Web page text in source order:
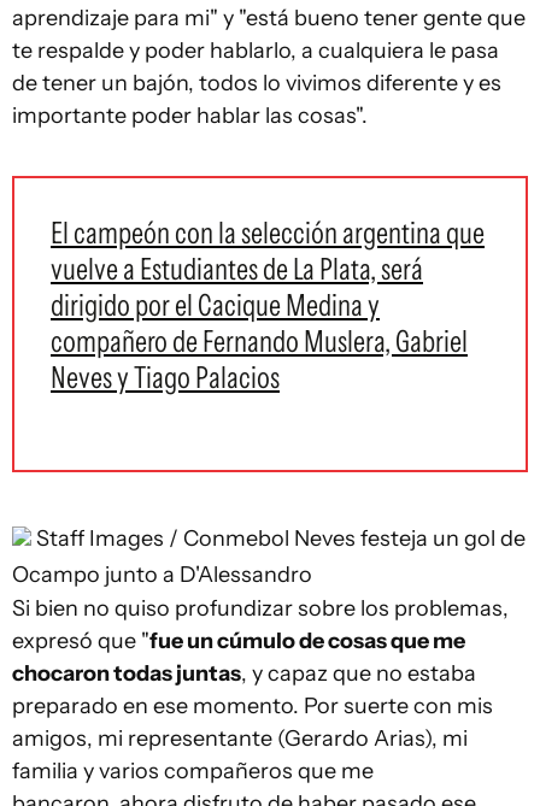
aprendizaje para mi" y "está bueno tener gente que
te respalde y poder hablarlo, a cualquiera le pasa
de tener un bajón, todos lo vivimos diferente y es
importante poder hablar las cosas".
El campeón con la selección argentina que
vuelve a Estudiantes de La Plata, será
dirigido por el Cacique Medina y
compañero de Fernando Muslera, Gabriel
Neves y Tiago Palacios
Staff Images / Conmebol Neves festeja un gol de
Ocampo junto a D'Alessandro
Si bien no quiso profundizar sobre los problemas,
expresó que "fue un cúmulo de cosas que me
chocaron todas juntas, y capaz que no estaba
preparado en ese momento. Por suerte con mis
amigos, mi representante (Gerardo Arias), mi
familia y varios compañeros que me